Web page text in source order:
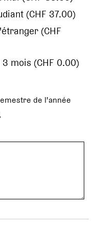
(CHF 37.00)
(CHF
mois (CHF 0.00)
de l'année